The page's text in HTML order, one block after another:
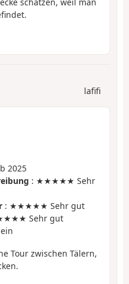
schätzen, weil man
lafifi
2025
: ★★★★★ Sehr
: ★★★★★ Sehr gut
Sehr gut
Tour zwischen Tälern,